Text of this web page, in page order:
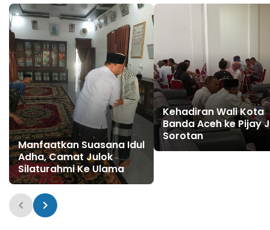
Manfaatkan Suasana Idul
Adha, Camat Julok
Silaturahmi Ke Ulama
Kehadiran Wali Kota
Banda Aceh ke Pijay
Sorotan